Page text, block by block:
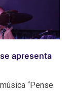
apresenta
“Pense